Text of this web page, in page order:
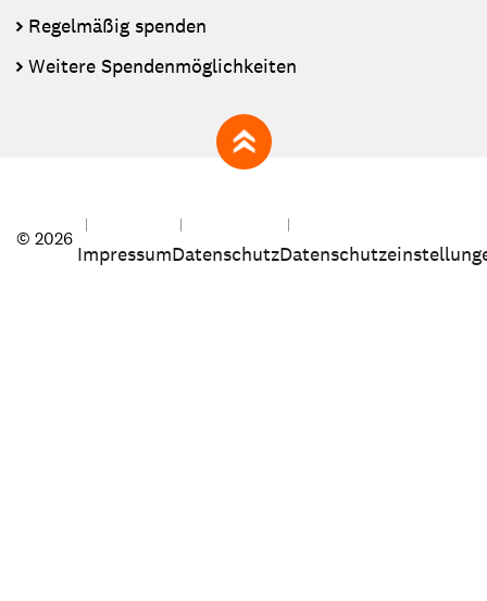
Regelmäßig spenden
Weitere Spendenmöglichkeiten
zum Seitenanfang
© 2026
ImpressumDatenschutz